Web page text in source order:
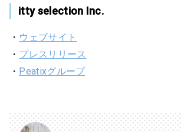
itty selection Inc.
・ ウェブサイト
・ プレスリリース
・ Peatixグループ